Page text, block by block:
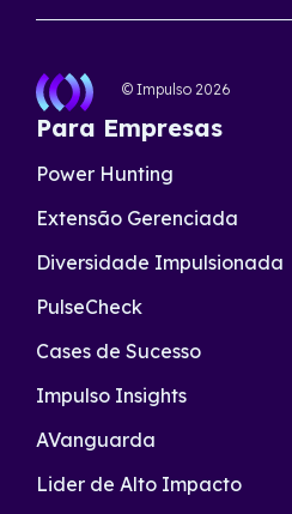
© Impulso 2026
Para Empresas
Power Hunting
Extensão Gerenciada
Diversidade Impulsionada
PulseCheck
Cases de Sucesso
Impulso Insights
AVanguarda
Lider de Alto Impacto